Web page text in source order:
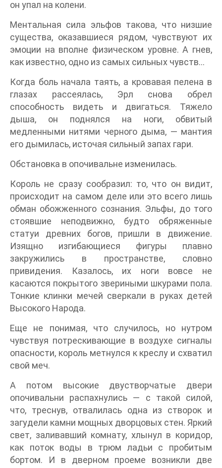
он упал на колени.
Ментальная сила эльфов такова, что низшие
существа, оказавшиеся рядом, чувствуют их
эмоции на вполне физическом уровне. А гнев,
как известно, одно из самых сильных чувств…
Когда боль начала таять, а кровавая пелена в
глазах рассеялась, Эрл снова обрел
способность видеть и двигаться. Тяжело
дыша, он поднялся на ноги, обвитый
медленными нитями черного дыма, — мантия
его дымилась, источая сильный запах гари.
Обстановка в опочивальне изменилась.
Король не сразу сообразил: то, что он видит,
происходит на самом деле или это всего лишь
обман обожженного сознания. Эльфы, до того
стоявшие неподвижно, будто обряженные
статуи древних богов, пришли в движение.
Изящно изгибающиеся фигуры плавно
закружились в пространстве, словно
привидения. Казалось, их ноги вовсе не
касаются покрытого звериными шкурами пола.
Тонкие клинки мечей сверкали в руках детей
Высокого Народа.
Еще не понимая, что случилось, но нутром
чувствуя потрескивающие в воздухе сигналы
опасности, король метнулся к креслу и схватил
свой меч.
А потом высокие двустворчатые двери
опочивальни распахнулись — с такой силой,
что, треснув, отвалилась одна из створок и
загудели камни мощных дворцовых стен. Яркий
свет, заливавший комнату, хлынул в коридор,
как поток воды в трюм ладьи с пробитым
бортом. И в дверном проеме возникли две